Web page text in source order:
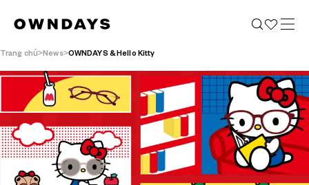
Trang chủ News OWNDAYS & Hello Kitty